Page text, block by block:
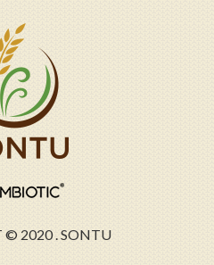
© 2020 . SONTU